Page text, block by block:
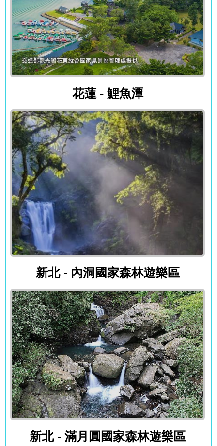
花蓮 - 鯉魚潭
花蓮 - 鯉魚潭
新北 - 內洞國家森林遊樂區
新北 - 內洞國家森林遊樂區
新北 - 滿月圓國家森林遊樂區
新北 - 滿月圓國家森林遊樂區